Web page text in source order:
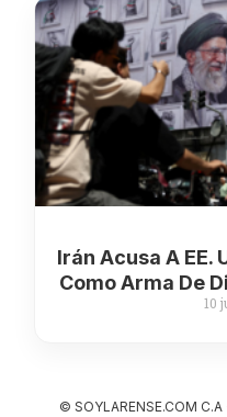
Irán Acusa A EE.
Como Arma De
10
© SOYLARENSE.COM